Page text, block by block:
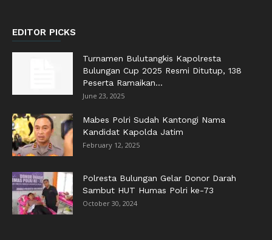
EDITOR PICKS
Turnamen Bulutangkis Kapolresta
Bulungan Cup 2025 Resmi Ditutup, 138
Peserta Ramaikan...
June 23, 2025
Mabes Polri Sudah Kantongi Nama
Kandidat Kapolda Jatim
February 12, 2025
Polresta Bulungan Gelar Donor Darah
Sambut HUT Humas Polri ke-73
October 30, 2024